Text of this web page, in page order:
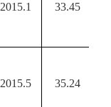
2015.1 33.45
2015.5 35.24